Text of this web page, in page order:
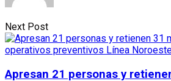
Next Post
Apresan 21 personas y